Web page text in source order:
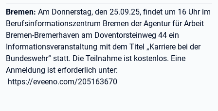
Bremen: Am Donnerstag, den 25.09.25, findet um 16 Uhr im
Berufsinformationszentrum Bremen der Agentur für Arbeit
Bremen-Bremerhaven am Doventorsteinweg 44 ein
Informationsveranstaltung mit dem Titel „Karriere bei der
Bundeswehr“ statt. Die Teilnahme ist kostenlos. Eine
Anmeldung ist erforderlich unter:
https://eveeno.com/205163670